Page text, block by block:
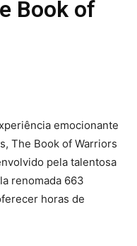
Book of
emocionante
The Book of Warriors
pela talentosa
renomada 663
horas de